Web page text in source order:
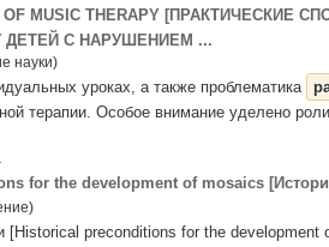
OF MUSIC THERAPY [ПРАКТИЧЕСКИЕ
С НАРУШЕНИЕМ ...
науки)
уроках, а также проблематика
терапии. Особое внимание уделено
for the development of mosaics
[Historical preconditions for the